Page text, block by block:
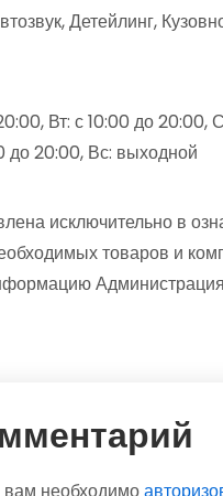
Детейлинг,
Вт: с 10:00 до 20:00,
до 20:00, Вс: выходной
исключительно в
товаров и
Администрация